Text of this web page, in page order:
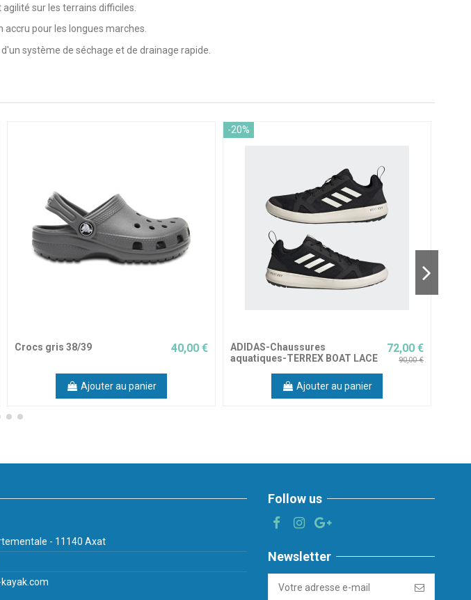
sur les terrains difficiles.
pour les longues marches.
système de séchage et de drainage rapide.
Crocs gris 38/39 40,00 €
Ajouter au panier
-20%
ADIDAS-Chaussures
aquatiques-TERREX BOAT LACE
72,00 €
90,00 €
Ajouter au panier
- 11140 Axat
Follow us
Newsletter